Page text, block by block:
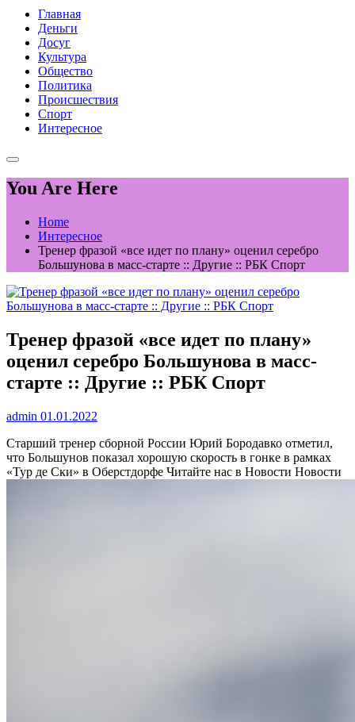
Главная
Деньги
Досуг
Культура
Общество
Политика
Происшествия
Спорт
Интересное
You Are Here
Home
Интересное
Тренер фразой «все идет по плану» оценил серебро
Большунова в масс-старте :: Другие :: РБК Спорт
Тренер фразой «все идет по плану»
оценил серебро Большунова в масс-
старте :: Другие :: РБК Спорт
admin 01.01.2022
Старший тренер сборной России Юрий Бородавко отметил,
что Большунов показал хорошую скорость в гонке в рамках
«Тур де Ски» в Оберстдорфе Читайте нас в Новости Новости